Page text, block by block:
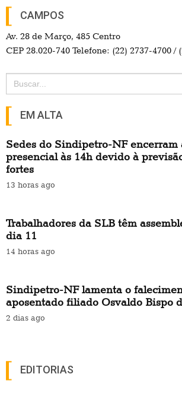
CAMPOS
Av. 28 de Março, 485 Centro
CEP 28.020-740 Telefone: (22) 2737-4700 /
Search
for:
EM ALTA
Sedes do Sindipetro-NF
presencial às 14h devido à
fortes
13 horas ago
Trabalhadores da SLB têm
dia 11
14 horas ago
Sindipetro-NF lamenta o
aposentado filiado Osvaldo Bispo
2 dias ago
EDITORIAS